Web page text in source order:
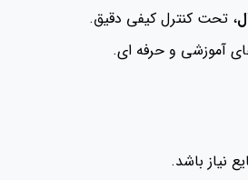
، تحت کنترل کیفی دقیق.
آموزشی و حرفه ای.
نیاز باشد.